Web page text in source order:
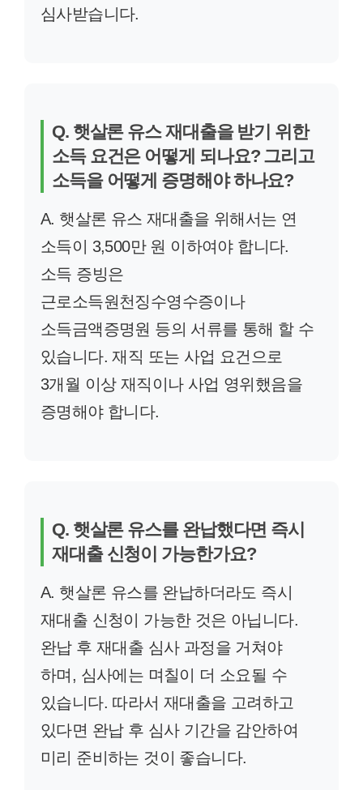
심사받습니다.
Q. 햇살론 유스 재대출을 받기 위한
소득 요건은 어떻게 되나요? 그리고
소득을 어떻게 증명해야 하나요?
A. 햇살론 유스 재대출을 위해서는 연
소득이 3,500만 원 이하여야 합니다.
소득 증빙은
근로소득원천징수영수증이나
소득금액증명원 등의 서류를 통해 할 수
있습니다. 재직 또는 사업 요건으로
3개월 이상 재직이나 사업 영위했음을
증명해야 합니다.
Q. 햇살론 유스를 완납했다면 즉시
재대출 신청이 가능한가요?
A. 햇살론 유스를 완납하더라도 즉시
재대출 신청이 가능한 것은 아닙니다.
완납 후 재대출 심사 과정을 거쳐야
하며, 심사에는 며칠이 더 소요될 수
있습니다. 따라서 재대출을 고려하고
있다면 완납 후 심사 기간을 감안하여
미리 준비하는 것이 좋습니다.